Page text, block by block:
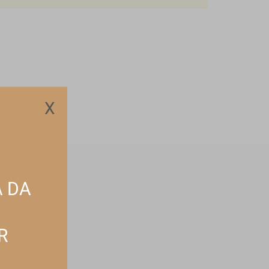
seu email
X
DA